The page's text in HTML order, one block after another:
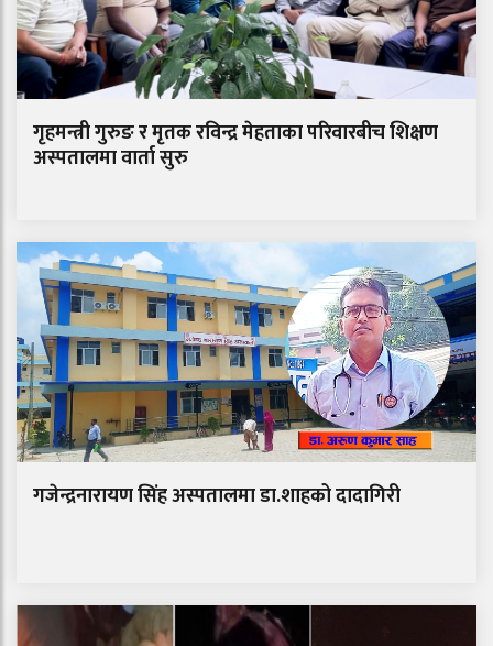
गृहमन्त्री गुरुङ र मृतक रविन्द्र मेहताका परिवारबीच शिक्षण
अस्पतालमा वार्ता सुरु
गजेन्द्रनारायण सिंह अस्पतालमा डा.शाहको दादागिरी